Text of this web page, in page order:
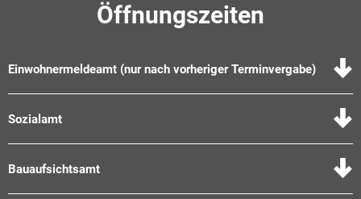
Öffnungszeiten
Einwohnermeldeamt (nur nach vorheriger Terminvergabe)
Sozialamt
Bauaufsichtsamt